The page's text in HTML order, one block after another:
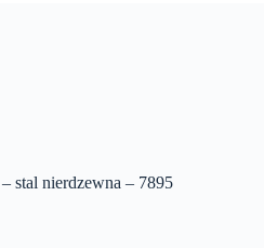
stal nierdzewna – 7895